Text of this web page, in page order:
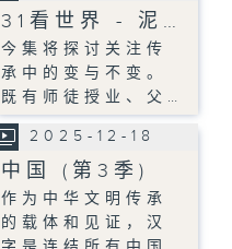
31看世界 - 泥…
今集将探讨关注传
承中的变与不变。
既有师徒授业、父…
2025-12-18
中国 (第3季)
作为中华文明传承
的载体和见证，汉